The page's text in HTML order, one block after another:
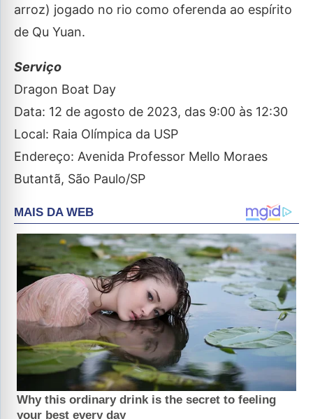
arroz) jogado no rio como oferenda ao espírito
de Qu Yuan.
Serviço
Dragon Boat Day
Data: 12 de agosto de 2023, das 9:00 às 12:30
Local: Raia Olímpica da USP
Endereço: Avenida Professor Mello Moraes
Butantã, São Paulo/SP